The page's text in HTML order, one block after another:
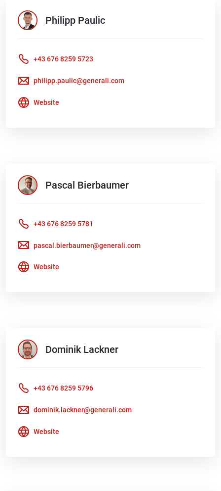
Philipp Paulic
+43 676 8259 5723
philipp.paulic@generali.com
Website
Pascal Bierbaumer
+43 676 8259 5781
pascal.bierbaumer@generali.com
Website
Dominik Lackner
+43 676 8259 5796
dominik.lackner@generali.com
Website